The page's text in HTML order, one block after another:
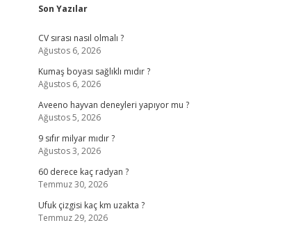
Sidebar
Son Yazılar
CV sırası nasıl olmalı ?
Ağustos 6, 2026
Kumaş boyası sağlıklı mıdır ?
Ağustos 6, 2026
Aveeno hayvan deneyleri yapıyor mu ?
Ağustos 5, 2026
9 sıfır milyar mıdır ?
Ağustos 3, 2026
60 derece kaç radyan ?
Temmuz 30, 2026
Ufuk çizgisi kaç km uzakta ?
Temmuz 29, 2026